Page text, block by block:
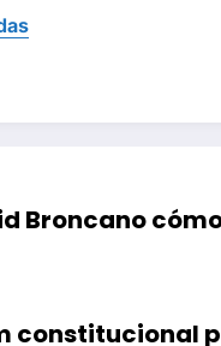
Broncano
constitucional